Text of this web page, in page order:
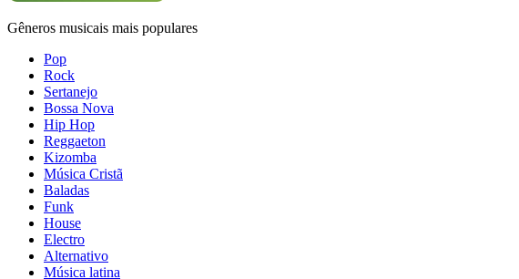
Gêneros musicais mais populares
Pop
Rock
Sertanejo
Bossa Nova
Hip Hop
Reggaeton
Kizomba
Música Cristã
Baladas
Funk
House
Electro
Alternativo
Música latina